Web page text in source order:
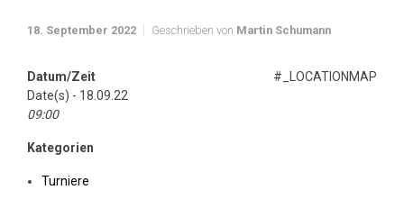
18. September 2022 Geschrieben von Martin Schumann
#_LOCATIONMAP
Datum/Zeit
Date(s) - 18.09.22
09:00
Kategorien
Turniere